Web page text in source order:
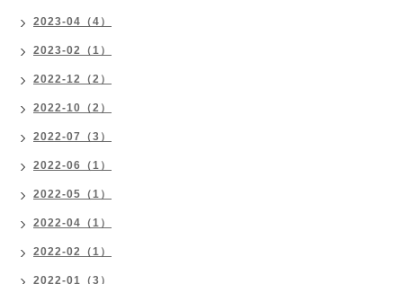
2023-04（4）
2023-02（1）
2022-12（2）
2022-10（2）
2022-07（3）
2022-06（1）
2022-05（1）
2022-04（1）
2022-02（1）
2022-01（3）